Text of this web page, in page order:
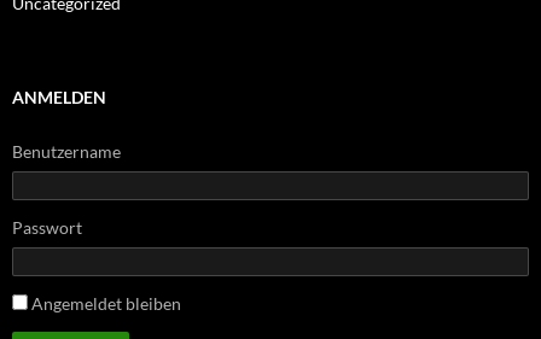
ANMELDEN
Benutzername
Passwort
Angemeldet bleiben